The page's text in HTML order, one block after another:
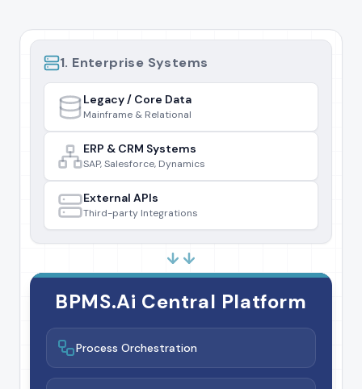
1. Enterprise Systems
Legacy / Core Data
Mainframe & Relational
ERP & CRM Systems
SAP, Salesforce, Dynamics
External APIs
Third-party Integrations
BPMS.Ai Central Platform
Process Orchestration